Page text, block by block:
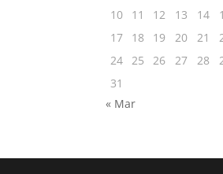
10
11 12 13 14
17
18 19 20 21
24
25 26 27 28
31
« Mar